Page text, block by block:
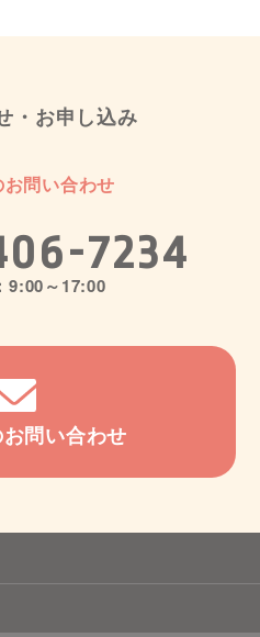
・お申し込み
問い合わせ
7234
9:00～17:00
問い合わせ